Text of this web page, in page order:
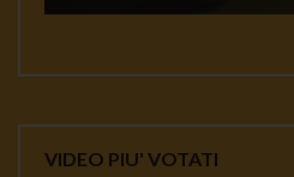
VIDEO PIU' VOTATI